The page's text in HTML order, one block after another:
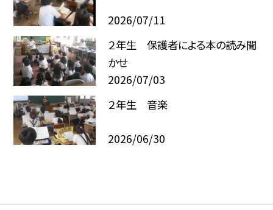
2026/07/11
２年生 保護者による本の読み聞
かせ
2026/07/03
２年生 音楽
2026/06/30